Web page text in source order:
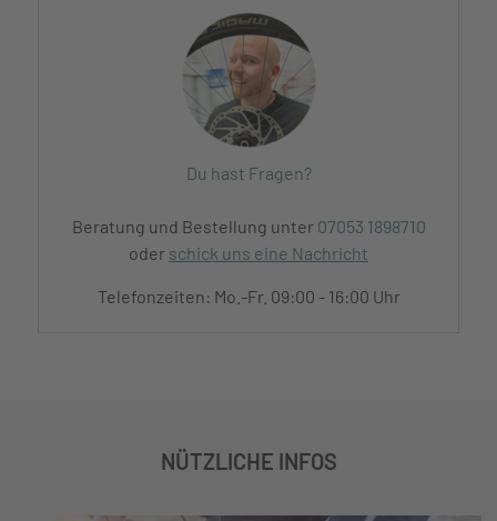
Du hast Fragen?
Beratung und Bestellung unter 07053 1898710
oder schick uns eine Nachricht
Telefonzeiten: Mo.-Fr. 09:00 - 16:00 Uhr
NÜTZLICHE INFOS